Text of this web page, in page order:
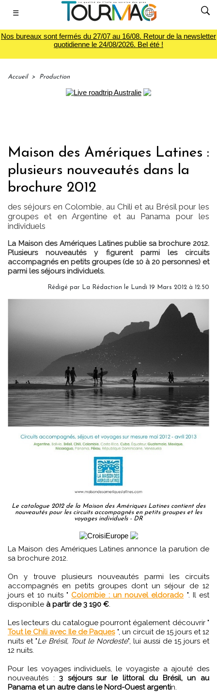
☰
Nos bureaux sont fermés du 27/07 au 16/08. Retour de la newsletter
quotidienne le 24/08/2026. Bel été !
Accueil > Production
Maison des Amériques Latines :
plusieurs nouveautés dans la
brochure 2012
des séjours en Colombie, au Chili et au Brésil pour les
groupes et en Argentine et au Panama pour les
individuels
La Maison des Amériques Latines publie sa brochure 2012.
Plusieurs nouveautés y figurent parmi les circuits
accompagnés en petits groupes (de 10 à 20 personnes) et
parmi les séjours individuels.
Rédigé par La Rédaction le Lundi 19 Mars 2012 à 12:50
Le catalogue 2012 de la Maison des Amériques Latines contient des
nouveautés pour les circuits accompagnés en petits groupes et les
voyages individuels - DR
La Maison des Amériques Latines annonce la parution de
sa brochure 2012.
On y trouve plusieurs nouveautés parmi les circuits
accompagnés en petits groupes dont un séjour de 12
jours et 10 nuits " Colombie : un nouvel eldorado ". Il est
disponible à partir de 3 190 €.
Les lecteurs du catalogue pourront également découvrir "
Tout le Chili avec Ile de Paques", un circuit de 15 jours et 12
nuits et "Le Brésil, Tout le Nordeste", lui aussi de 15 jours et
12 nuits.
Pour les voyages individuels, le voyagiste a ajouté des
nouveautés :3 séjours sur le littoral du Brésil, un au
Panama et un autre dans le Nord-Ouest argentin.